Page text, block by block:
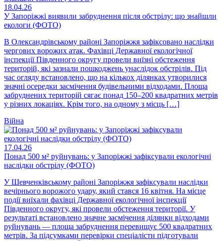
18.04.26
У Запоріжжі виявили забруднення після обстрілу: що знайшли
екологи (ФОТО)
В Олександрівському районі Запоріжжя зафіксовано наслідки
чергових ворожих атак. Фахівці Державної екологічної
інспекції Південного округу провели виїзні обстеження
територій, які зазнали пошкоджень унаслідок обстрілів. Під
час огляду встановлено, що на кількох ділянках утворилися
значні осередки засмічення будівельними відходами. Площа
забруднених територій сягає понад 150–200 квадратних метрів
у різних локаціях. Крім того, на одному з місць […]
Війна
17.04.26
Понад 500 м² руйнувань: у Запоріжжі зафіксували екологічні
наслідки обстрілу (ФОТО)
У Шевченківському районі Запоріжжя зафіксували наслідки
вечірнього ворожого удару, який стався 16 квітня. На місце
події виїхали фахівці Державної екологічної інспекції
Південного округу, які провели обстеження території. У
результаті встановлено значне засмічення ділянки відходами
руйнувань — площа забруднення перевищує 500 квадратних
метрів. За підсумками перевірки спеціалісти підготували